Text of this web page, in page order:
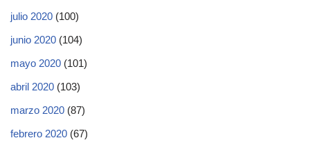
julio 2020 (100)
junio 2020 (104)
mayo 2020 (101)
abril 2020 (103)
marzo 2020 (87)
febrero 2020 (67)